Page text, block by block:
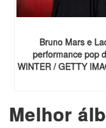
Bruno Mars e
performance pop
WINTER / GETTY
Melhor